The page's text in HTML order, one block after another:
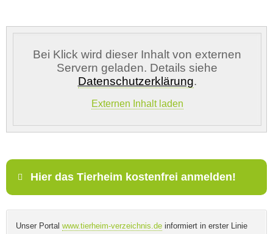
Kontaktdaten des Besitzers
E-Mail-Adresse*
Bei Klick wird dieser Inhalt von externen
Servern geladen. Details siehe
Datenschutzerklärung.
Externen Inhalt laden
Hier das Tierheim kostenfrei anmelden!
Name*
Unser Portal www.tierheim-verzeichnis.de informiert in erster Linie